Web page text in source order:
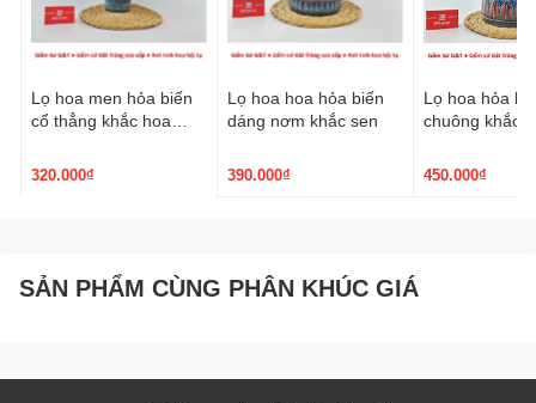
Lọ hoa men hỏa biến
cổ thẳng khắc hoa
320.000₫
Lọ hoa hoa hỏa biến
dáng nơm khắc sen
390.000₫
Lọ hoa hỏa
chuông khắc
450.000₫
SẢN PHẨM CÙNG PHÂN KHÚC GIÁ